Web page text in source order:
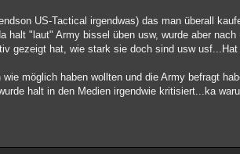
US-Tactical irgendwas) das man überall
"laut" Army bissel üben usw, wurde aber
gezeigt hat, wie stark sie doch sind usw
möglich haben wollten und die Army befragt
halt in den Medien irgendwie kritisiert...ka